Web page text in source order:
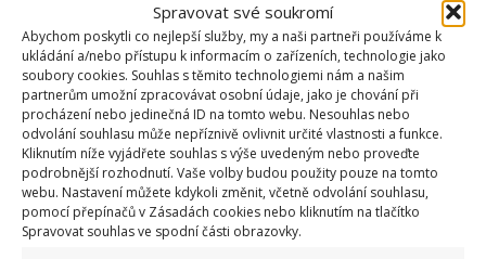
Spravovat své soukromí
Abychom poskytli co nejlepší služby, my a naši partneři používáme k
ukládání a/nebo přístupu k informacím o zařízeních, technologie jako
soubory cookies. Souhlas s těmito technologiemi nám a našim
partnerům umožní zpracovávat osobní údaje, jako je chování při
procházení nebo jedinečná ID na tomto webu. Nesouhlas nebo
odvolání souhlasu může nepříznivě ovlivnit určité vlastnosti a funkce.
Kliknutím níže vyjádřete souhlas s výše uvedeným nebo proveďte
podrobnější rozhodnutí. Vaše volby budou použity pouze na tomto
webu. Nastavení můžete kdykoli změnit, včetně odvolání souhlasu,
pomocí přepínačů v Zásadách cookies nebo kliknutím na tlačítko
Spravovat souhlas ve spodní části obrazovky.
OBLÍBENÉ ČLÁNKY
Pokuta až 10 000 Kč hrozí za nesprávné sekání i
nesekání trávy. Záleží i na prostředku a lokaci